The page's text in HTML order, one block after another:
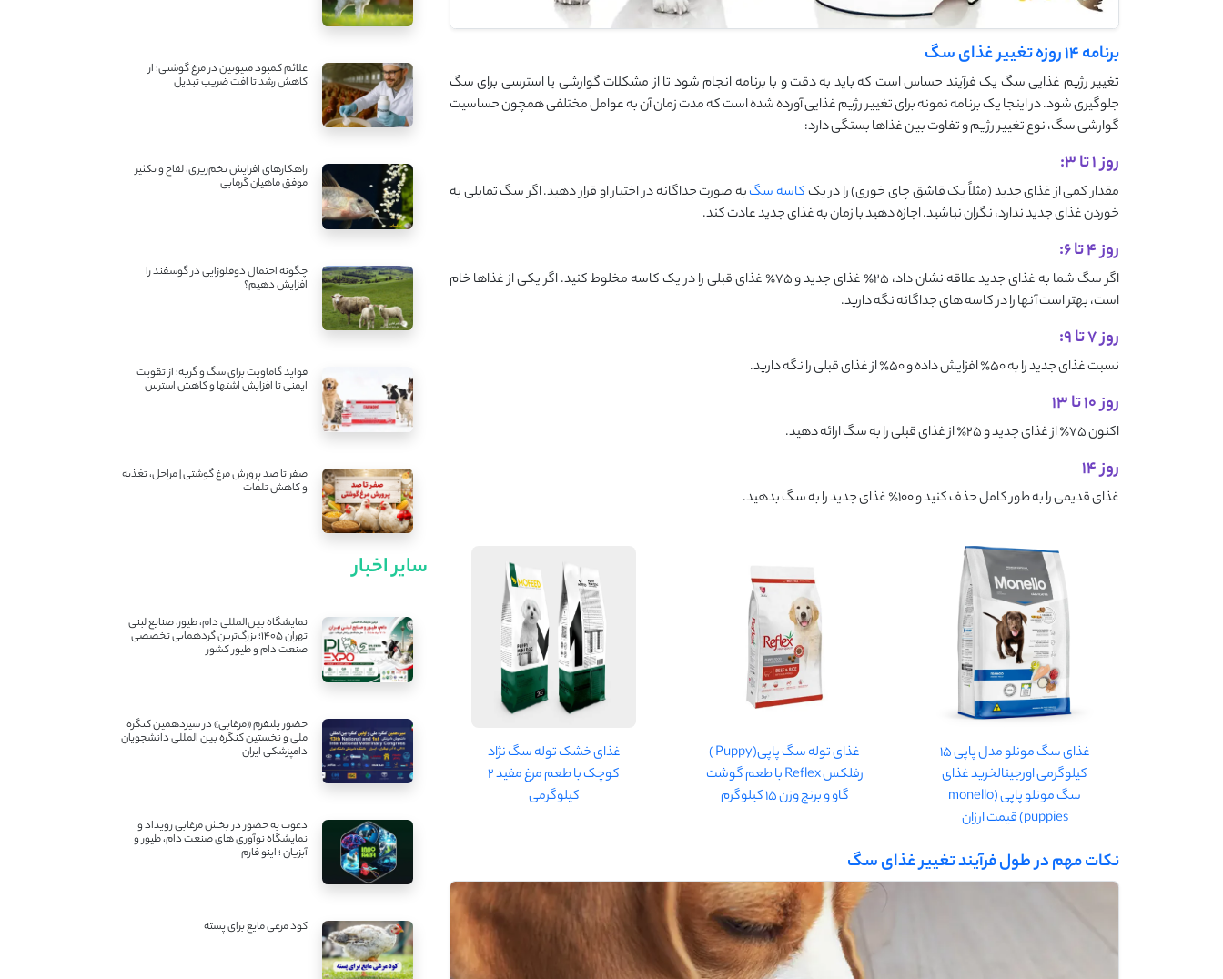
برنامه 14 روزه تغییر غذای سگ
تغییر رژیم غذایی سگ یک فرآیند حساس است که باید به دقت و با برنامه انجام شود تا از مشکلات گوارشی یا استرسی برای سگ
جلوگیری شود. در اینجا یک برنامه نمونه برای تغییر رژیم غذایی آورده شده است که مدت زمان آن به عوامل مختلفی همچون حساسیت
گوارشی سگ، نوع تغییر رژیم و تفاوت بین غذاها بستگی دارد:
روز 1 تا 3:
مقدار کمی از غذای جدید (مثلاً یک قاشق چای‌ خوری) را در یککاسه سگبه صورت جداگانه در اختیار او قرار دهید. اگر سگ تمایلی به
خوردن غذای جدید ندارد، نگران نباشید. اجازه دهید با زمان به غذای جدید عادت کند.
روز 4 تا 6:
اگر سگ شما به غذای جدید علاقه نشان داد، 25٪ غذای جدید و 75٪ غذای قبلی را در یک کاسه مخلوط کنید. اگر یکی از غذاها خام
است، بهتر است آنها را در کاسه ‌های جداگانه نگه دارید.
روز 7 تا 9:
نسبت غذای جدید را به 50٪ افزایش داده و 50٪ از غذای قبلی را نگه دارید.
روز 10 تا 13
اکنون 75٪ از غذای جدید و 25٪ از غذای قبلی را به سگ ارائه دهید.
روز 14
غذای قدیمی را به طور کامل حذف کنید و 100٪ غذای جدید را به سگ بدهید.
غذای سگ مونلو مدل پاپی 15
کیلوگرمی اورجینالخرید غذای
سگ مونلو پاپی (monello
puppies) قیمت ارزان
غذای توله سگ پاپی(Puppy )
رفلکس Reflex با طعم گوشت
گاو و برنج وزن 15 کیلوگرم
غذای خشک توله سگ نژاد
کوچک با طعم مرغ مفید 2
کیلوگرمی
نکات مهم در طول فرآیند تغییر غذای سگ
علائم کمبود متیونین در مرغ گوشتی؛ از
کاهش رشد تا افت ضریب تبدیل
راهکارهای افزایش تخم‌ریزی، لقاح و تکثیر
موفق ماهیان گرمابی
چگونه احتمال دوقلوزایی در گوسفند را
افزایش دهیم؟
فواید گاماویت برای سگ و گربه؛ از تقویت
ایمنی تا افزایش اشتها و کاهش استرس
صفر تا صد پرورش مرغ گوشتی | مراحل، تغذیه
و کاهش تلفات
سایر اخبار
نمایشگاه بین‌المللی دام، طیور، صنایع لبنی
تهران ۱۴۰۵؛ بزرگ‌ترین گردهمایی تخصصی
صنعت دام و طیور کشور
حضور پلتفرم «مرغابی» در سیزدهمین کنگره
ملی و نخستین کنگره بین ‌المللی دانشجویان
دامپزشکی ایران
دعوت به حضور در بخش مرغابی رویداد و
نمایشگاه نوآوری های صنعت دام، طیور و
آبزیان ؛ اینو فارم
کود مرغی مایع برای پسته